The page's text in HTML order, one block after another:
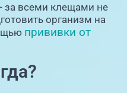
за всеми клещами не
организм на
прививки от